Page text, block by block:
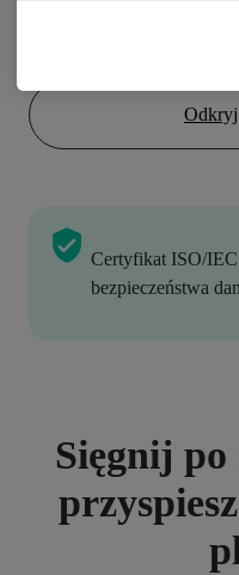
Odkryj
Certyfikat ISO/
bezpieczeństwa
Sięgnij